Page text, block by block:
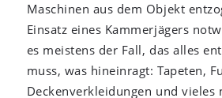
Maschinen aus dem Objekt
Einsatz eines Kammerjägers
es meistens der Fall, das alles
muss, was hineinragt: Tapeten,
Deckenverkleidungen und vieles